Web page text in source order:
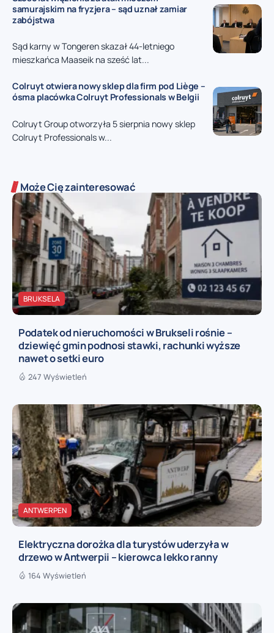
samurajskim na fryzjera – sąd uznał zamiar
zabójstwa
Sąd karny w Tongeren skazał 44-letniego
mieszkańca Maaseik na sześć lat...
Colruyt otwiera nowy sklep dla firm pod Liège –
ósma placówka Colruyt Professionals w Belgii
Colruyt Group otworzyła 5 sierpnia nowy sklep
Colruyt Professionals w...
Może Cię zainteresować
BRUKSELA
Podatek od nieruchomości w Brukseli rośnie –
dziewięć gmin podnosi stawki, rachunki wyższe
nawet o setki euro
247 Wyświetleń
ANTWERPEN
Elektryczna dorożka dla turystów uderzyła w
drzewo w Antwerpii – kierowca lekko ranny
164 Wyświetleń